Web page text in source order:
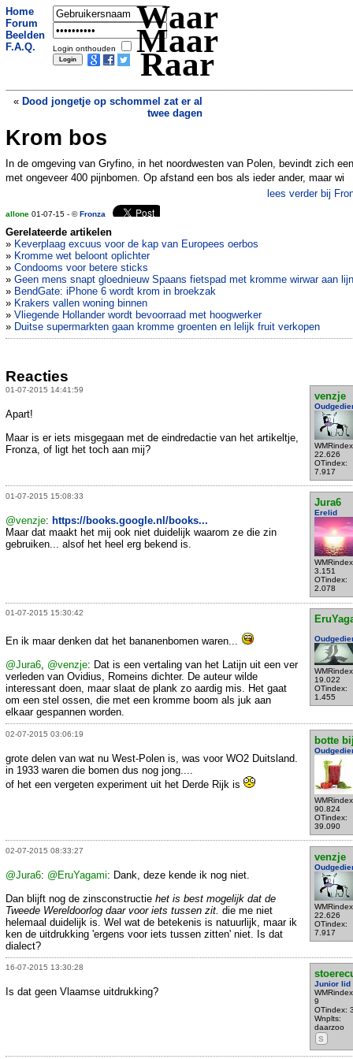
Home
Forum
Beelden
F.A.Q.
Login onthouden
Waar
Maar
Raar
« Dood jongetje op schommel zat er al
twee dagen
Krom bos
In de omgeving van Gryfino, in het noordwesten van Polen, bevindt zich
met ongeveer 400 pijnbomen. Op afstand een bos als ieder ander, maar wi
lees verder bij
allone 01-07-15 - ©Fronza
Gerelateerde artikelen
» Keverplaag excuus voor de kap van Europees oerbos
» Kromme wet beloont oplichter
» Condooms voor betere sticks
» Geen mens snapt gloednieuw Spaans fietspad met kromme wirwar aan
» BendGate: iPhone 6 wordt krom in broekzak
» Krakers vallen woning binnen
» Vliegende Hollander wordt bevoorraad met hoogwerker
» Duitse supermarkten gaan kromme groenten en lelijk fruit verkopen
Reacties
01-07-2015 14:41:59
venzje
22.626
OTindex:
7.917
Apart!
Maar is er iets misgegaan met de eindredactie van het artikeltje,
Fronza, of ligt het toch aan mij?
01-07-2015 15:08:33
Jura6
Erelid
3.151
OTindex:
2.078
@venzje: https://books.google.nl/books...
Maar dat maakt het mij ook niet duidelijk waarom ze die zin
gebruiken... alsof het heel erg bekend is.
01-07-2015 15:30:42
19.022
OTindex:
1.455
En ik maar denken dat het bananenbomen waren...
@Jura6, @venzje: Dat is een vertaling van het Latijn uit een ver
verleden van Ovidius, Romeins dichter. De auteur wilde
interessant doen, maar slaat de plank zo aardig mis. Het gaat
om een stel ossen, die met een kromme boom als juk aan
elkaar gespannen worden.
02-07-2015 03:06:19
botte
90.824
OTindex:
39.090
grote delen van wat nu West-Polen is, was voor WO2 Duitsland.
in 1933 waren die bomen dus nog jong....
of het een vergeten experiment uit het Derde Rijk is
02-07-2015 08:33:27
venzje
22.626
OTindex:
7.917
@Jura6: @EruYagami: Dank, deze kende ik nog niet.
Dan blijft nog de zinsconstructie het is best mogelijk dat de
Tweede Wereldoorlog daar voor iets tussen zit. die me niet
helemaal duidelijk is. Wel wat de betekenis is natuurlijk, maar ik
ken de uitdrukking 'ergens voor iets tussen zitten' niet. Is dat
dialect?
16-07-2015 13:30:28
Junior lid
9
OTindex:
Wnplts:
daarzoo
S
Is dat geen Vlaamse uitdrukking?